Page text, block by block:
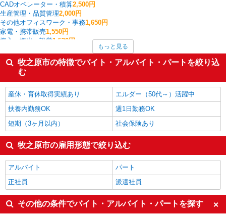
CADオペレーター・積算2,500円
生産管理・品質管理2,000円
その他オフィスワーク・事務1,650円
家電・携帯販売1,550円
搬入・搬出・設営1,530円
建物管理・設備管理・マンション管理員1,470円
その他軽作業・製造・物流1,467円
金属加工1,450円
経理・人事・労務・総務・法務
牧之原市の他の職種の平均時給を見る
もっと見る
牧之原市の特徴でバイト・アルバイト・パートを絞り込
む
産休・育休取得実績あり
エルダー（50代～）活躍中
扶養内勤務OK
週1日勤務OK
短期（3ヶ月以内）
社会保険あり
牧之原市の雇用形態で絞り込む
アルバイト
パート
正社員
派遣社員
その他の条件でバイト・アルバイト・パートを探す